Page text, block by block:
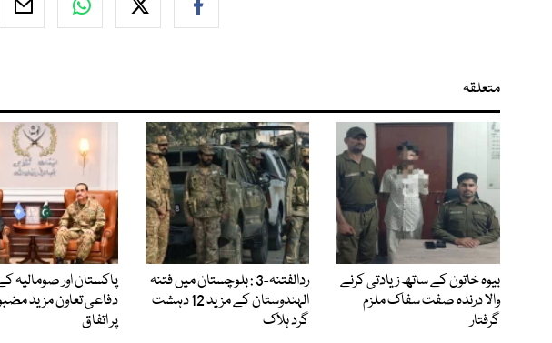
متعلقہ
بیوہ خاتون کے ساتھ زیادتی کرنے
والا درندہ صفت سفاک ملزم
گرفتار
ردالفتنہ-3 : بلوچستان میں فتنہ
الہندوستان کے مزید 12 دہشت
گرد ہلاک
پاکستان اور صومالیہ
دفاعی تعاون مزید
پر اتفاق